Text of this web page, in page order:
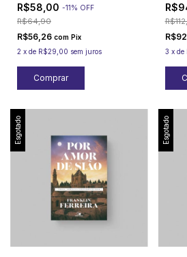
R$58,00 -11% OFF
R$64,90
R$56,26 com Pix
2 x de R$29,00 sem juros
3 x de
Esgotado Esgotado